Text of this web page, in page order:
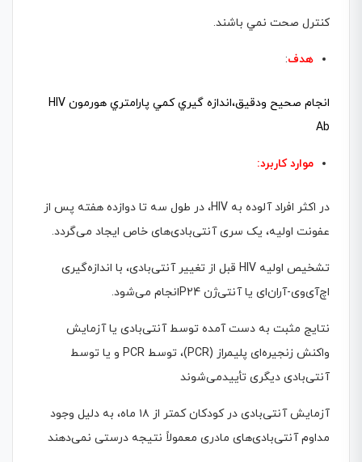
كنترل صحت نمي باشند.
هدف:
انجام صحيح ودقيق،اندازه گيري كمي پارامتري هورمون HIV
Ab
موارد کاربرد:
در اکثر افراد آلوده به HIV، در طول سه تا دوازده هفته پس از
عفونت اولیه، یک سری آنتی‌بادی‌های خاص ایجاد می‌گردد.
تشخیص اولیه HIV قبل از تغییر آنتی‌بادی، با اندازه‌گیری
اچ‌آی‌وی-آران‌ای یا آنتی‌ژن P24انجام می‌شود.
نتایج مثبت به دست آمده توسط آنتی‌بادی یا آزمایش
واکنش زنجیره‌ای پلیمراز (PCR)، توسط PCR و یا توسط
آنتی‌بادی دیگری تأییدمی‌شوند
آزمایش آنتی‌بادی در کودکان کمتر از ۱۸ ماه، به دلیل وجود
مداوم آنتی‌بادی‌های مادری معمولاً نتیجه درستی نمی‌دهند